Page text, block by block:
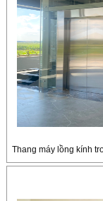
Thang máy lồng kính